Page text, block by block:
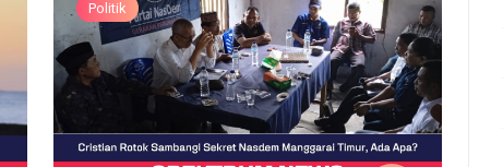
Politik